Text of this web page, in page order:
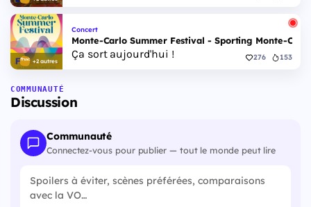
+2 autres
Concert
Monte-Carlo Summer Festival - Sporting Monte-
Ça sort aujourd'hui ! 276 153
COMMUNAUTÉ
Discussion
Communauté
Connectez-vous pour publier — tout le monde peut lire